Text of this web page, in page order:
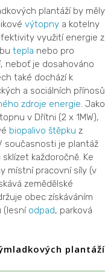
plantáží by měly
výtopny a kotelny
využití energie z
tepla nebo pro
neboť je dosahováno
také dochází k
a sociálních přínosů
zdroje energie. Jako
v Dřítni (2 x 1MW),
biopalivo štěpku z
současnosti je plantáž
každoročně. Ke
místní pracovní síly (v
zemědělské
obec získáváním
(lesní odpad, parková
plantáží